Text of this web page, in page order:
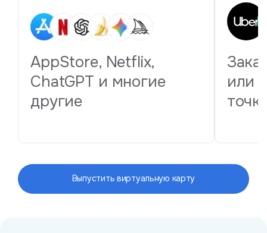
AppStore, Netflix,
ChatGPT и многие
другие
или
Выпустить виртуальную карту